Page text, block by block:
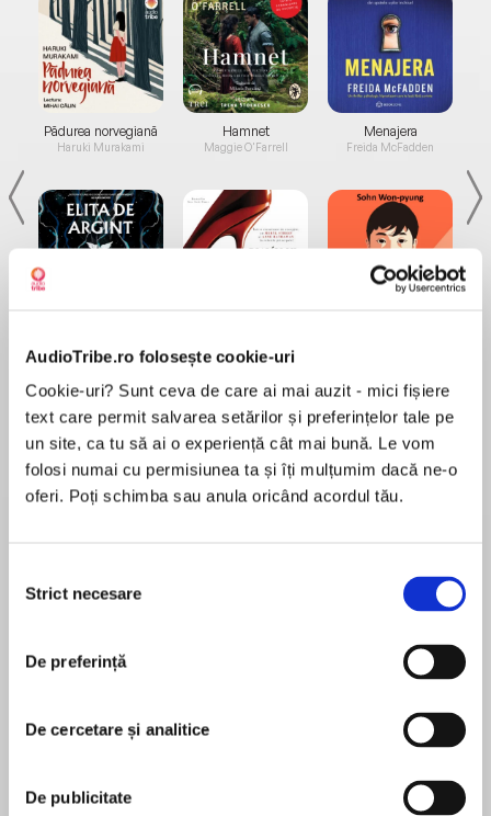
AudioTribe.ro folosește cookie-uri
Cookie-uri? Sunt ceva de care ai mai auzit - mici fișiere
text care permit salvarea setărilor și preferințelor tale pe
un site, ca tu să ai o experiență cât mai bună. Le vom
folosi numai cu permisiunea ta și îți mulțumim dacă ne-o
oferi. Poți schimba sau anula oricând acordul tău.
consimțământului
Strict necesare
De preferință
De cercetare și analitice
De publicitate
Pădurea norvegiană
Haruki Murakami
de...
Dani Francis
Hamnet
Maggie O'Farrell
la...
Lauren Weisberger
Menajera
Freida McFadden
Desprecarte
The No.1 Sunday Times bestseller
The epic conclusion to the globally bestselling
Uhtred of Bebbanburg has returned to
Northumbria. With his loyal band of warriors and
secure – yet Uhtred is far from safe. Beyond the
În acest moment nu există recenzii
Bernard Cornwell